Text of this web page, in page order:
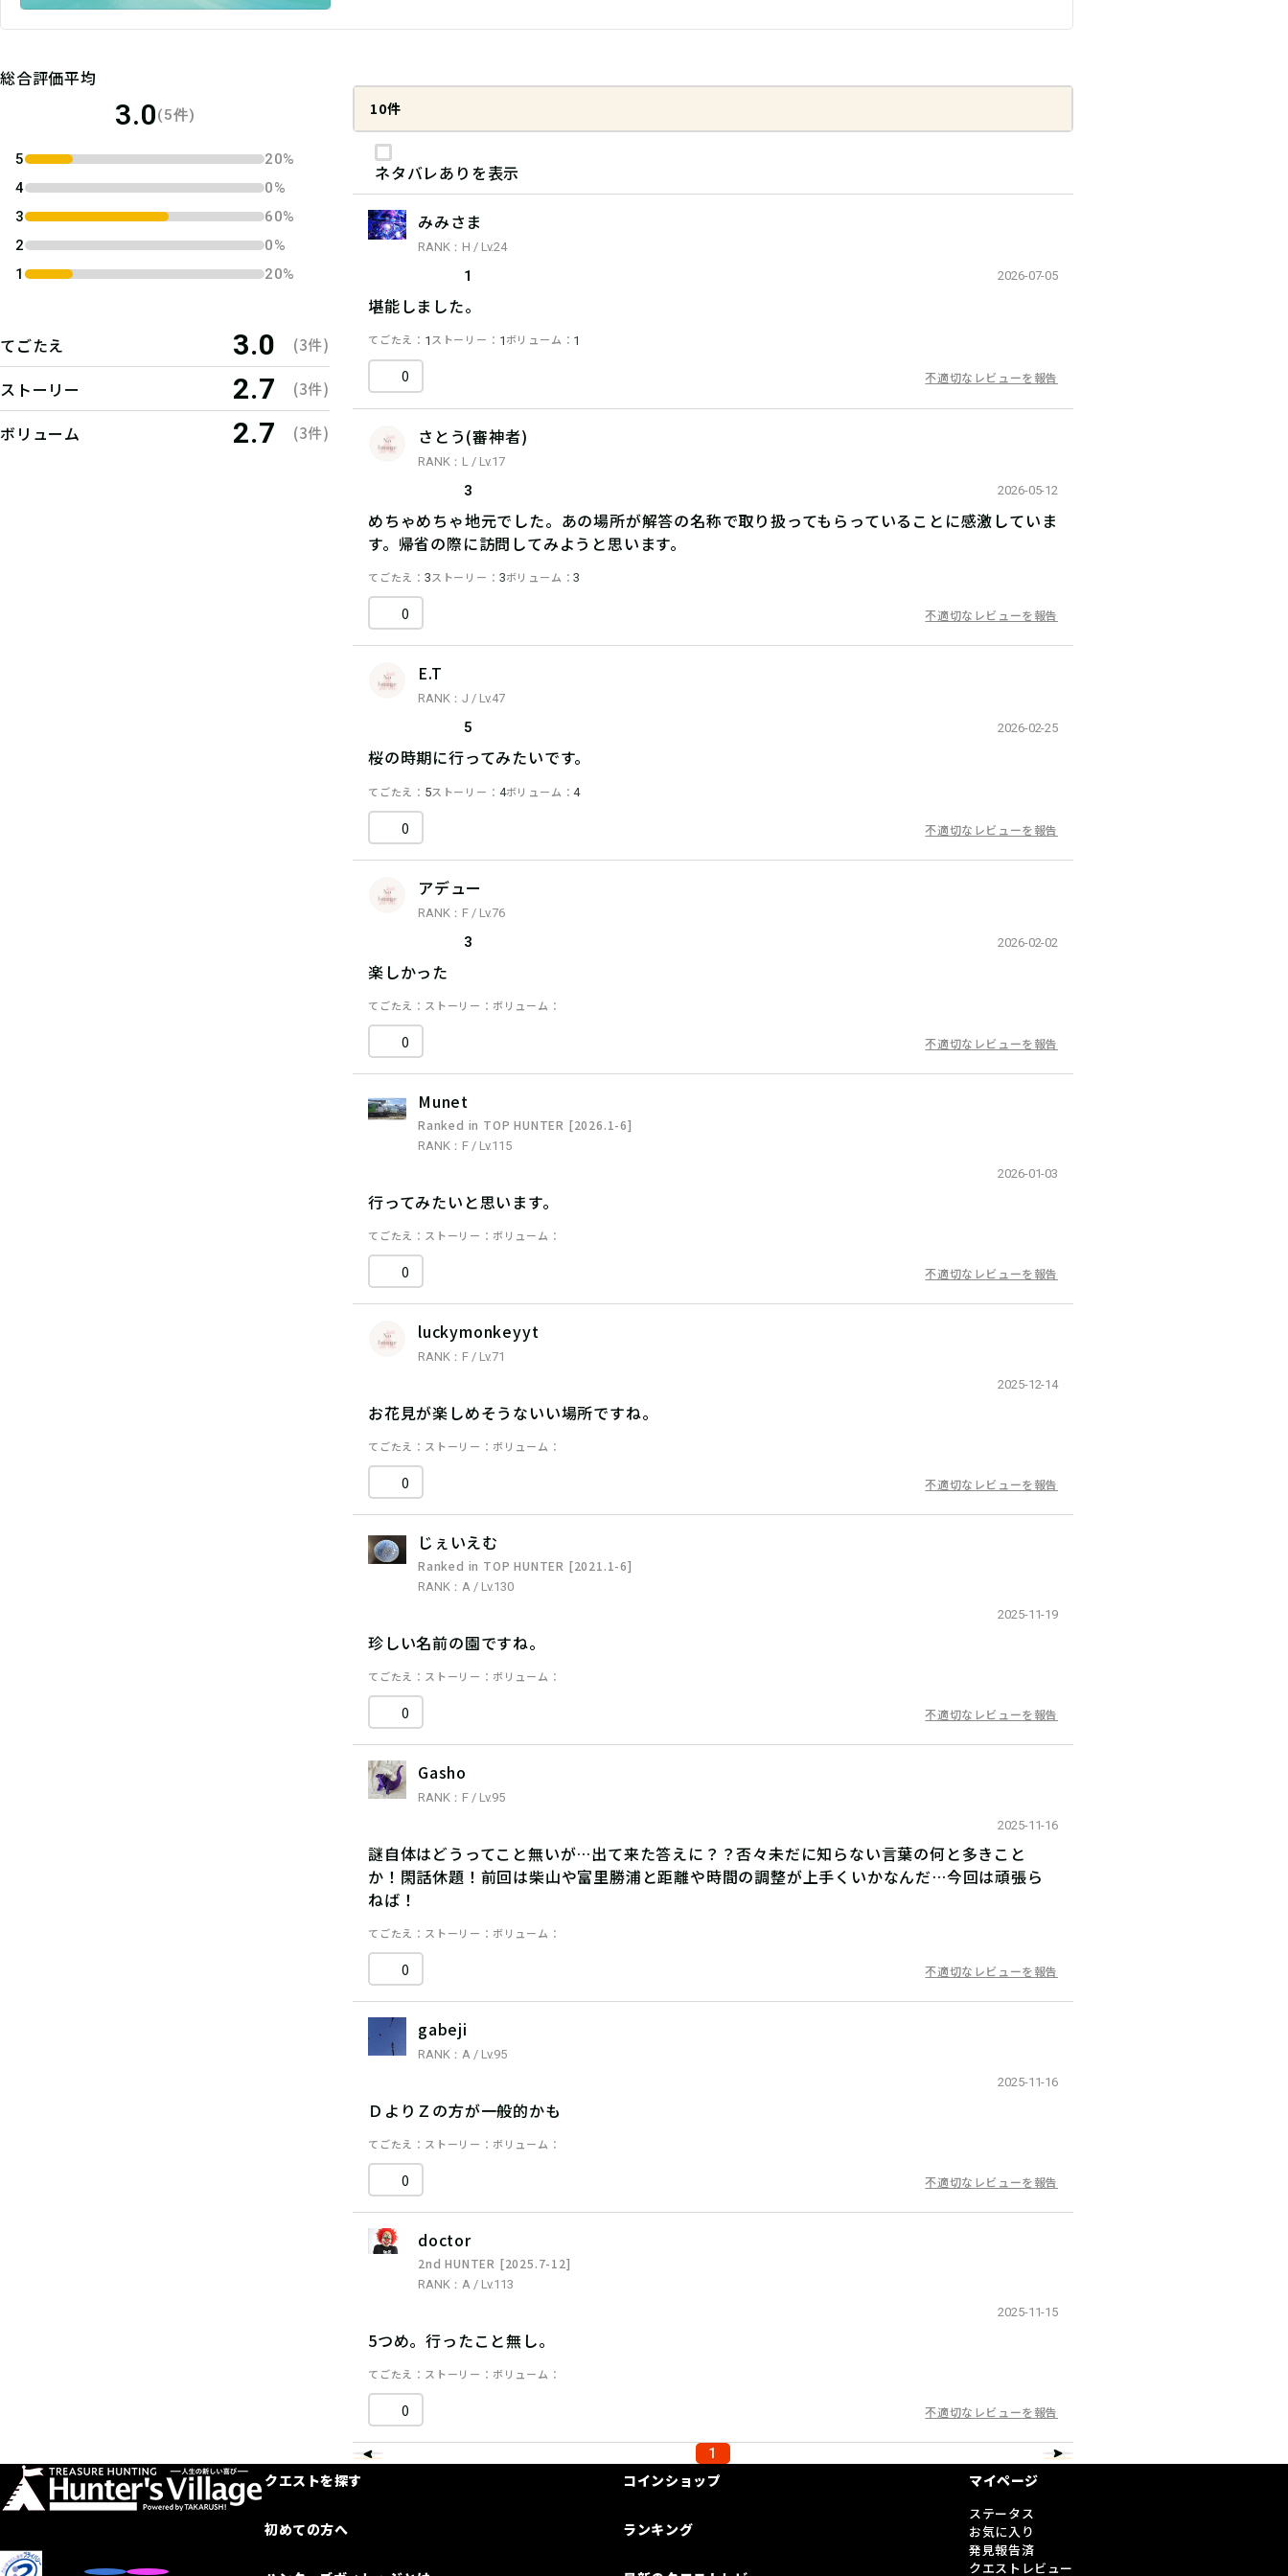
総合評価平均
3.0(5件)
5
20%
4
0%
3
60%
2
0%
1
20%
てごたえ 3.0 (3件)
ストーリー 2.7 (3件)
ボリューム 2.7 (3件)
10件
ネタバレありを表示
みみさま
RANK：H / Lv.24
1 2026-07-05
堪能しました。
てごたえ 1 ストーリー 1 ボリューム 1
0 不適切なレビューを報告
さとう(審神者)
RANK：L / Lv.17
3 2026-05-12
めちゃめちゃ地元でした。あの場所が解答の名称で取り扱ってもらっていることに感激していま
す。帰省の際に訪問してみようと思います。
てごたえ 3 ストーリー 3ボリューム 3
0 不適切なレビューを報告
E.T
RANK：J / Lv.47
5 2026-02-25
桜の時期に行ってみたいです。
てごたえ 5ストーリー 4ボリューム 4
0 不適切なレビューを報告
アデュー
RANK：F / Lv.76
3 2026-02-02
楽しかった
てごたえ ストーリー ボリューム
0 不適切なレビューを報告
Munet
Ranked in TOP HUNTER [2026.1-6]
RANK：F / Lv.115
2026-01-03
行ってみたいと思います。
てごたえ ストーリー ボリューム
0 不適切なレビューを報告
luckymonkeyyt
RANK：F / Lv.71
2025-12-14
お花見が楽しめそうないい場所ですね。
てごたえ ストーリー ボリューム
0 不適切なレビューを報告
じぇいえむ
Ranked in TOP HUNTER [2021.1-6]
RANK：A / Lv.130
2025-11-19
珍しい名前の園ですね。
てごたえ ストーリー ボリューム
0 不適切なレビューを報告
Gasho
RANK：F / Lv.95
2025-11-16
謎自体はどうってこと無いが…出て来た答えに？？否々未だに知らない言葉の何と多きこと
か！閑話休題！前回は柴山や富里勝浦と距離や時間の調整が上手くいかなんだ…今回は頑張ら
ねば！
てごたえ ストーリー ボリューム
0 不適切なレビューを報告
gabeji
RANK：A / Lv.95
2025-11-16
ＤよりＺの方が一般的かも
てごたえ ストーリー ボリューム
0 不適切なレビューを報告
doctor
2nd HUNTER [2025.7-12]
RANK：A / Lv.113
2025-11-15
5つめ。行ったこと無し。
てごたえ ストーリー ボリューム
0 不適切なレビューを報告
1
クエストを探す
初めての方へ
コインショップ
ランキング
マイページ
ステータス
お気に入り
発見報告済
クエストレビュー